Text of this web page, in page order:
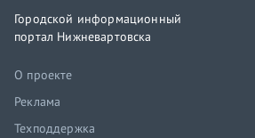
Городской информационный
портал Нижневартовска
О проекте
Реклама
Техподдержка